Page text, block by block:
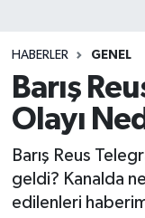
HABERLER GENEL
Barış
Olayı
Barış Reus
geldi? Kanalda
edilenleri
DÜZCE
EREĞLİ
GÖKÇEBEY